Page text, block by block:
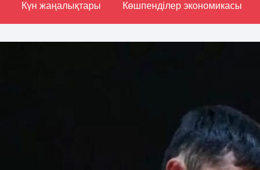
Күн жаңалықтары Көшпенділер экономикасы